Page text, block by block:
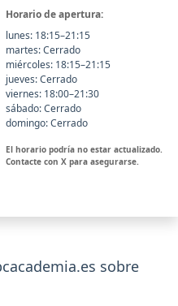
Horario de apertura:
lunes: 18:15–21:15
martes: Cerrado
miércoles: 18:15–21:15
jueves: Cerrado
viernes: 18:00–21:30
sábado: Cerrado
domingo: Cerrado
El horario podría no estar actualizado.
Contacte con X para asegurarse.
sobre